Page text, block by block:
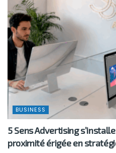
BUSINESS
5 Sens Advertising
proximité érigée en